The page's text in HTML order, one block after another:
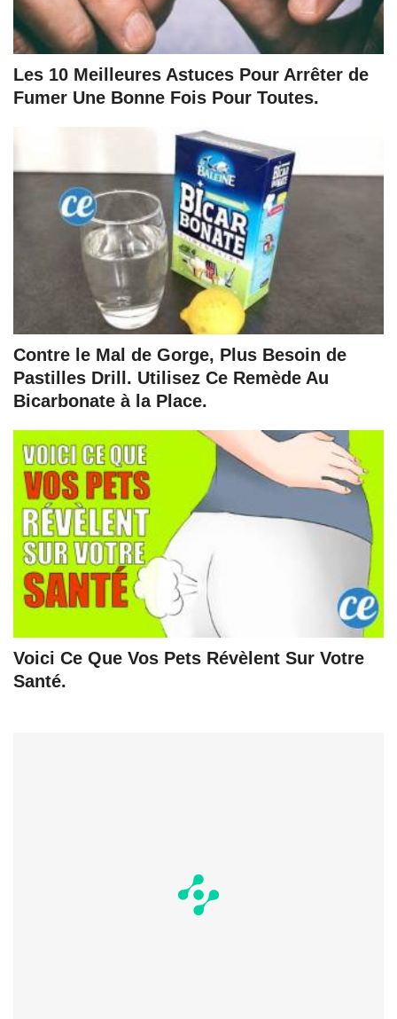
Les 10 Meilleures Astuces Pour Arrêter de
Fumer Une Bonne Fois Pour Toutes.
Contre le Mal de Gorge, Plus Besoin de
Pastilles Drill. Utilisez Ce Remède Au
Bicarbonate à la Place.
Voici Ce Que Vos Pets Révèlent Sur Votre
Santé.